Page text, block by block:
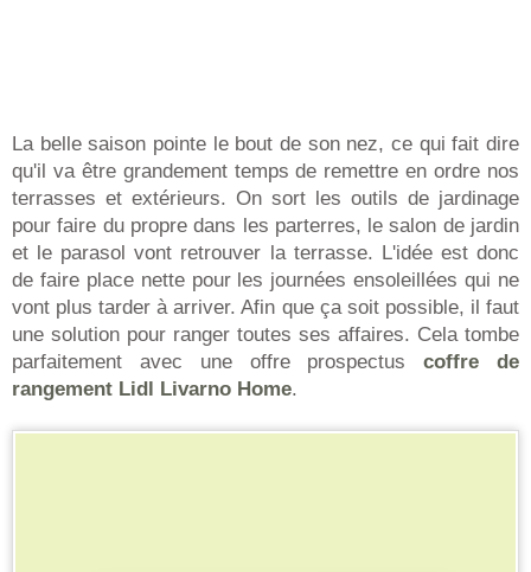
La belle saison pointe le bout de son nez, ce qui fait dire
qu'il va être grandement temps de remettre en ordre nos
terrasses et extérieurs. On sort les outils de jardinage
pour faire du propre dans les parterres, le salon de jardin
et le parasol vont retrouver la terrasse. L'idée est donc
de faire place nette pour les journées ensoleillées qui ne
vont plus tarder à arriver. Afin que ça soit possible, il faut
une solution pour ranger toutes ses affaires. Cela tombe
parfaitement avec une offre prospectuscoffre de
rangement Lidl Livarno Home.